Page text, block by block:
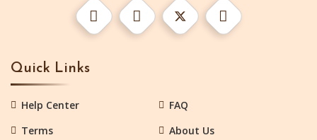
Quick Links
Help Center
FAQ
Terms
About Us